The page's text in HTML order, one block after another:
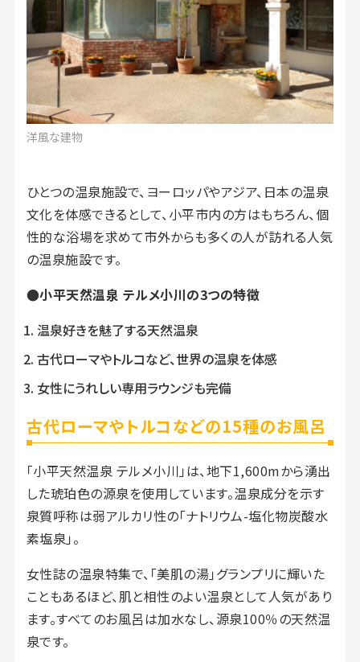
洋風な建物
ひとつの温泉施設で、ヨーロッパやアジア、日本の温泉
文化を体感できるとして、小平市内の方はもちろん、個
性的な浴場を求めて市外からも多くの人が訪れる人気
の温泉施設です。
●小平天然温泉 テルメ小川の3つの特徴
温泉好きを魅了する天然温泉
古代ローマやトルコなど、世界の温泉を体感
女性にうれしい専用ラウンジも完備
古代ローマやトルコなどの15種のお風呂
「小平天然温泉 テルメ小川」は、地下1,600mから湧出
した琥珀色の源泉を使用しています。温泉成分を示す
泉質呼称は弱アルカリ性の「ナトリウム-塩化物炭酸水
素塩泉」。
女性誌の温泉特集で、「美肌の湯」グランプリに輝いた
こともあるほど、肌と相性のよい温泉として人気があり
ます。すべてのお風呂は加水なし、源泉100％の天然温
泉です。